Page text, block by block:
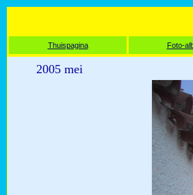
Thuispagina Foto-
2005 mei